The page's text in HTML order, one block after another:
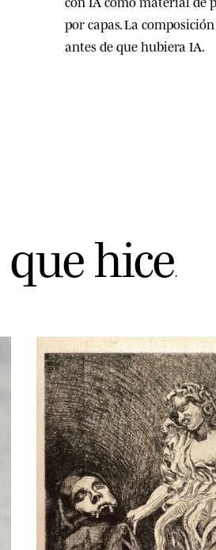
por capas. La
antes de que hubiera IA.
quehice.